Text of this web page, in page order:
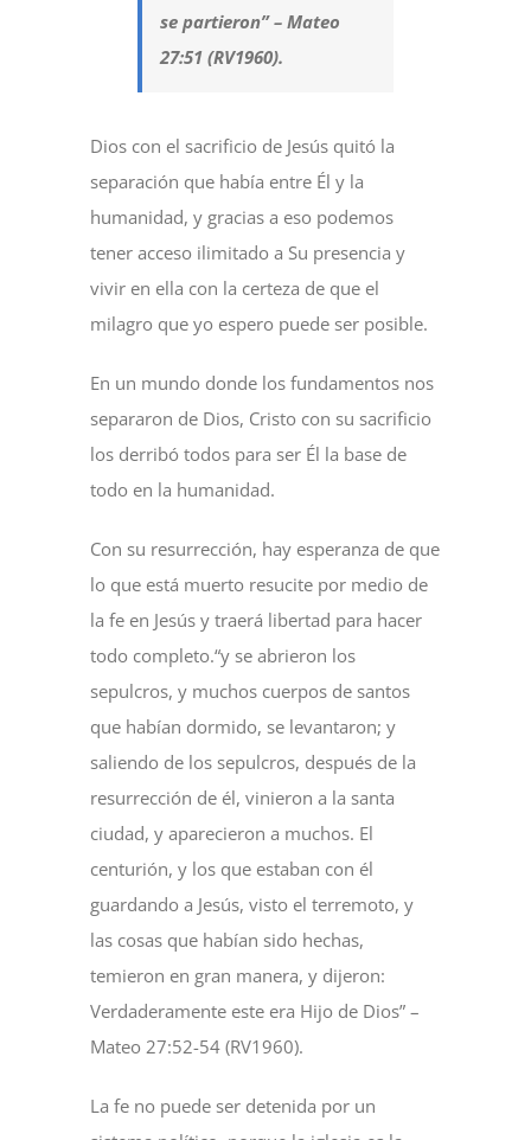
se partieron” – Mateo
27:51 (RV1960).
Dios con el sacrificio de Jesús quitó la
separación que había entre Él y la
humanidad, y gracias a eso podemos
tener acceso ilimitado a Su presencia y
vivir en ella con la certeza de que el
milagro que yo espero puede ser posible.
En un mundo donde los fundamentos nos
separaron de Dios, Cristo con su sacrificio
los derribó todos para ser Él la base de
todo en la humanidad.
Con su resurrección, hay esperanza de que
lo que está muerto resucite por medio de
la fe en Jesús y traerá libertad para hacer
todo completo.“y se abrieron los
sepulcros, y muchos cuerpos de santos
que habían dormido, se levantaron; y
saliendo de los sepulcros, después de la
resurrección de él, vinieron a la santa
ciudad, y aparecieron a muchos. El
centurión, y los que estaban con él
guardando a Jesús, visto el terremoto, y
las cosas que habían sido hechas,
temieron en gran manera, y dijeron:
Verdaderamente este era Hijo de Dios” –
Mateo 27:52-54 (RV1960).
La fe no puede ser detenida por un